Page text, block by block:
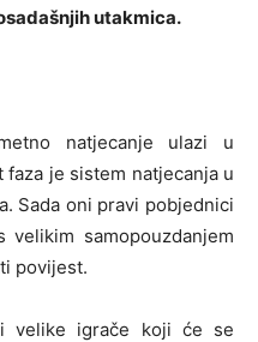
utakmica.
natjecanje ulazi u
je sistem natjecanja u
Sada oni pravi pobjednici
samopouzdanjem
povijest.
velike igrače koji će se